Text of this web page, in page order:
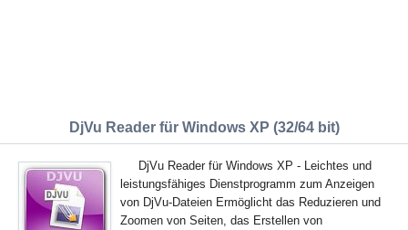
DjVu Reader für Windows XP (32/64 bit)
DjVu Reader für Windows XP - Leichtes und
leistungsfähiges Dienstprogramm zum Anzeigen
von DjVu-Dateien Ermöglicht das Reduzieren und
Zoomen von Seiten, das Erstellen von